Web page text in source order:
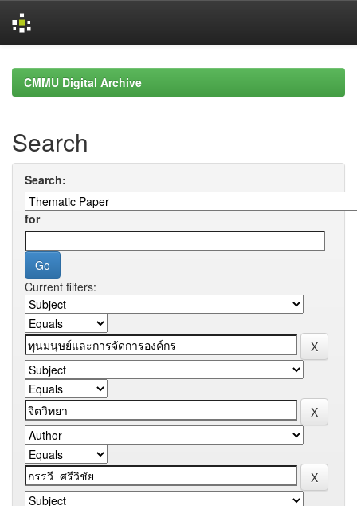
navigationCMMU Digital Archive
Search
Search:
for
Current filters: